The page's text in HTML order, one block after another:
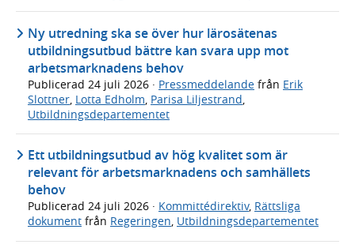
Ny utredning ska se över hur lärosätenas
utbildningsutbud bättre kan svara upp mot
arbetsmarknadens behov
Publicerad 24 juli 2026 · Pressmeddelande från Erik
Slottner Lotta Edholm Parisa Liljestrand
Utbildningsdepartementet
Ett utbildningsutbud av hög kvalitet som är
relevant för arbetsmarknadens och samhällets
behov
Publicerad 24 juli 2026 · Kommittédirektiv, Rättsliga
dokument från Regeringen, Utbildningsdepartementet